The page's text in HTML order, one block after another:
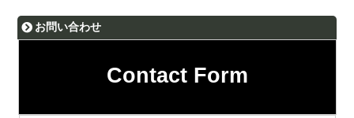
お問い合わせ
Contact Form